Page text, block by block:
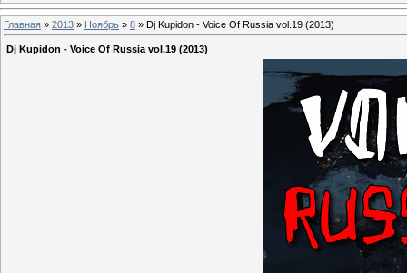
Главная » 2013 » Ноябрь » 8 » Dj Kupidon - Voice Of Russia vol.19 (2013)
Dj Kupidon - Voice Of Russia vol.19 (2013)